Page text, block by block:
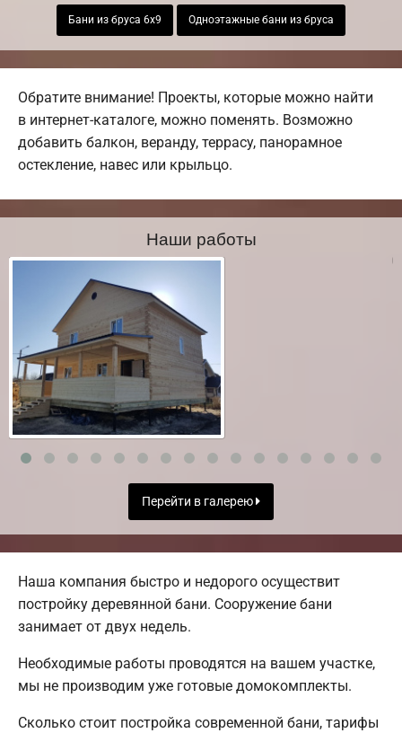
Бани из бруса 6х9 Одноэтажные бани из бруса
Обратите внимание! Проекты, которые можно найти
в интернет-каталоге, можно поменять. Возможно
добавить балкон, веранду, террасу, панорамное
остекление, навес или крыльцо.
Наши работы
Перейти в галерею
Наша компания быстро и недорого осуществит
постройку деревянной бани. Сооружение бани
занимает от двух недель.
Необходимые работы проводятся на вашем участке,
мы не производим уже готовые домокомплекты.
Сколько стоит постройка современной бани, тарифы